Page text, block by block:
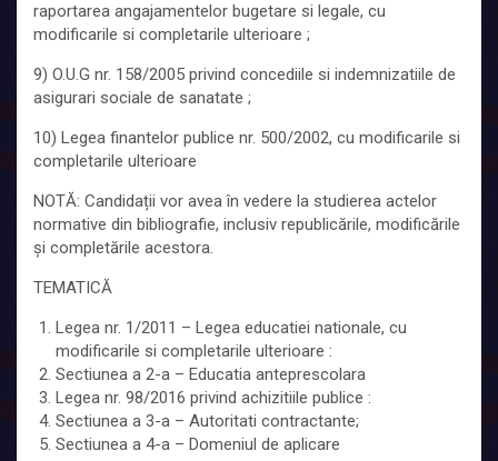
raportarea angajamentelor bugetare si legale, cu
modificarile si completarile ulterioare ;
9) O.U.G nr. 158/2005 privind concediile si indemnizatiile de
asigurari sociale de sanatate ;
10) Legea finantelor publice nr. 500/2002, cu modificarile si
completarile ulterioare
NOTĂ: Candidații vor avea în vedere la studierea actelor
normative din bibliografie, inclusiv republicările, modificările
și completările acestora.
TEMATICĂ
Legea nr. 1/2011 – Legea educatiei nationale, cu
modificarile si completarile ulterioare :
Sectiunea a 2-a – Educatia anteprescolara
Legea nr. 98/2016 privind achizitiile publice :
Sectiunea a 3-a – Autoritati contractante;
Sectiunea a 4-a – Domeniul de aplicare